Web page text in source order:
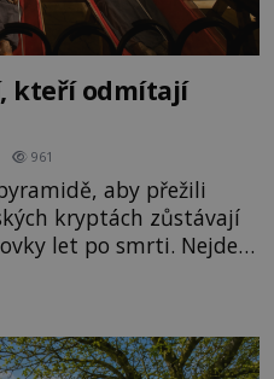
kteří odmítají
961
aby přežili
kryptách zůstávají
let po smrti. Nejde
ani o černou
především příroda, a
objeví seschlé